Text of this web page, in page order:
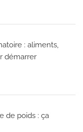
: aliments,
démarrer
de poids : ça